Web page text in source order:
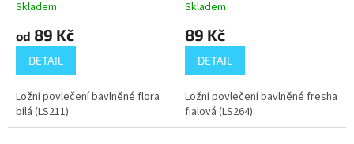
Skladem
od 89 Kč
DETAIL
Ložní povlečení bavlněné flora
bílá (LS211)
Skladem
89 Kč
DETAIL
Ložní povlečení bavlněné fresha
fialová (LS264)